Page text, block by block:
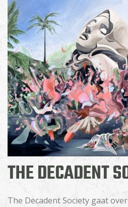
THE DECADENT
The Decadent Society gaat